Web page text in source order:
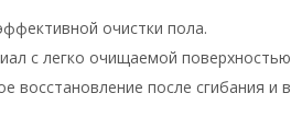
очистки пола.
с легко очищаемой
восстановление после сгибания